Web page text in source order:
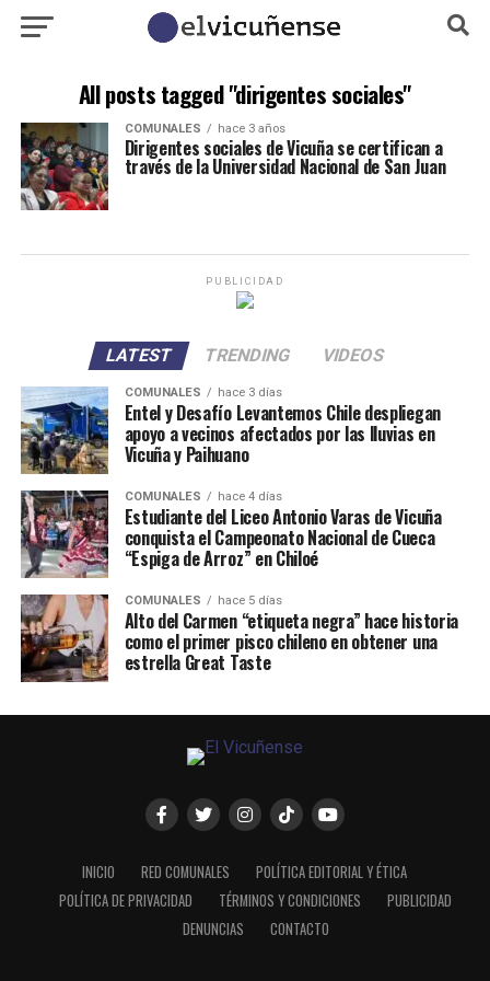
All posts tagged "dirigentes sociales"
COMUNALES hace 3 años
Dirigentes sociales de Vicuña se certifican a
través de la Universidad Nacional de San Juan
PUBLICIDAD
LATEST TRENDING VIDEOS
COMUNALES hace 3 días
Entel y Desafío Levantemos Chile despliegan
apoyo a vecinos afectados por las lluvias en
Vicuña y Paihuano
COMUNALES hace 4 días
Estudiante del Liceo Antonio Varas de Vicuña
conquista el Campeonato Nacional de Cueca
“Espiga de Arroz” en Chiloé
COMUNALES hace 5 días
Alto del Carmen “etiqueta negra” hace historia
como el primer pisco chileno en obtener una
estrella Great Taste
INICIO RED COMUNALES
POLÍTICA EDITORIAL Y ÉTICA
POLÍTICA DE PRIVACIDAD
TÉRMINOS Y CONDICIONES
PUBLICIDAD
DENUNCIAS
CONTACTO